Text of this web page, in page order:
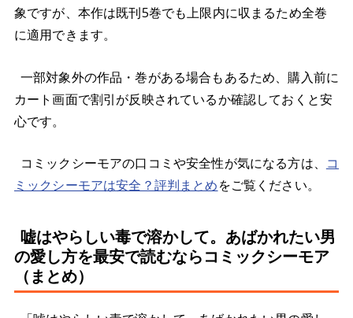
象ですが、本作は既刊5巻でも上限内に収まるため全巻
に適用できます。
一部対象外の作品・巻がある場合もあるため、購入前に
カート画面で割引が反映されているか確認しておくと安
心です。
コミックシーモアの口コミや安全性が気になる方は、 コ
ミックシーモアは安全？評判まとめをご覧ください。
嘘はやらしい毒で溶かして。あばかれたい男
の愛し方を最安で読むならコミックシーモア
（まとめ）